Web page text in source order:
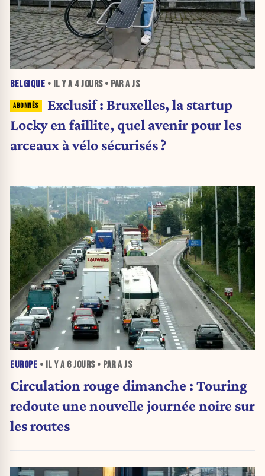
BELGIQUE • IL Y A 4 JOURS• PAR A JS
Exclusif : Bruxelles, la startup
Locky en faillite, quel avenir pour les
arceaux à vélo sécurisés ?
EUROPE • IL Y A 6 JOURS• PAR A JS
Circulation rouge dimanche : Touring
redoute une nouvelle journée noire sur
les routes